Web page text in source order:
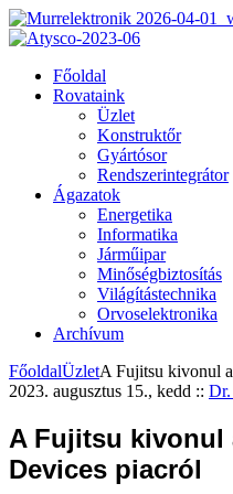
Főoldal
Rovataink
Üzlet
Konstruktőr
Gyártósor
Rendszerintegrátor
Ágazatok
Energetika
Informatika
Járműipar
Minőségbiztosítás
Világítástechnika
Orvoselektronika
Archívum
FőoldalÜzletA Fujitsu kivonul
2023. augusztus 15., kedd ::
A Fujitsu kivonul
Devices piacról